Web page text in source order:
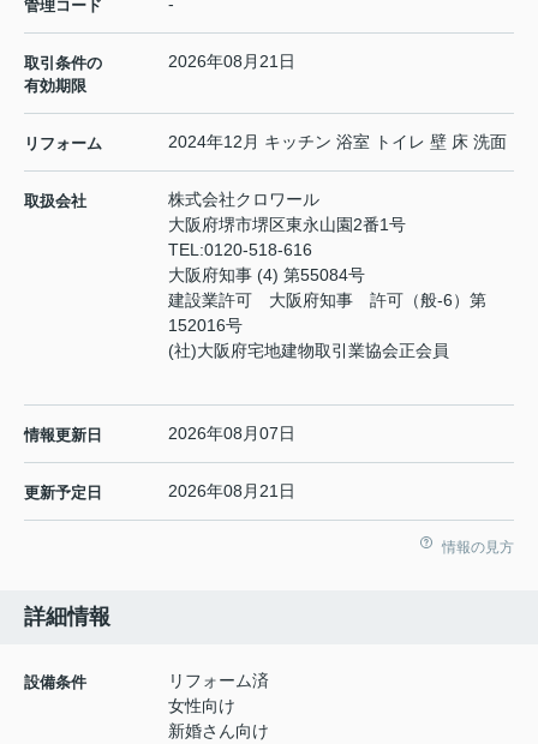
管理コード
取引条件の
有効期限
2026年08月21日
リフォーム 2024年12月 キッチン 浴室 トイレ 壁 床 洗面
取扱会社
株式会社クロワール
大阪府堺市堺区東永山園2番1号
TEL:0120-518-616
大阪府知事 (4) 第55084号
建設業許可 大阪府知事 許可（般-6）第
152016号
(社)大阪府宅地建物取引業協会正会員
情報更新日 2026年08月07日
更新予定日 2026年08月21日
情報の見方
詳細情報
設備条件
リフォーム済
女性向け
新婚さん向け